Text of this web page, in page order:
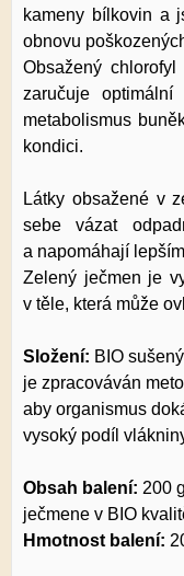
kameny bílkovin a
obnovu
Obsažený
zaručuje
metabolismus
kondici.
Látky obsažené v
sebe vázat
a napomáhají
Zelený ječmen je
v těle, která může
Složení: BIO
je zpracováván
aby organismus
vysoký podíl
Obsah balení: 200
ječmene v BIO
Hmotnost balení: